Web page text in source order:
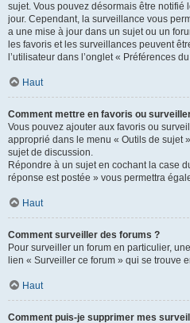
sujet. Vous pouvez désormais être notifié
jour. Cependant, la surveillance vous
a une mise à jour dans un sujet ou un
les favoris et les surveillances peuvent
l’utilisateur dans l’onglet « Préférences
Haut
Comment mettre en favoris ou
Vous pouvez ajouter aux favoris ou
approprié dans le menu « Outils de sujet
sujet de discussion.
Répondre à un sujet en cochant la case
réponse est postée » vous permettra
Haut
Comment surveiller des forums ?
Pour surveiller un forum en particulier,
lien « Surveiller ce forum » qui se trouve
Haut
Comment puis-je supprimer mes